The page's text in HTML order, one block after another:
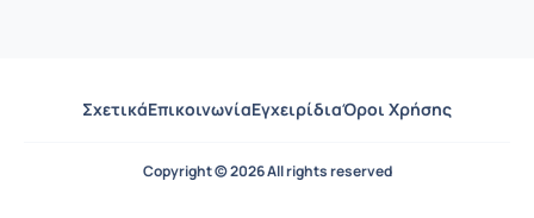
ΣχετικάΕπικοινωνίαΕγχειρίδιαΌροι Χρήσης
Copyright © 2026 All rights reserved